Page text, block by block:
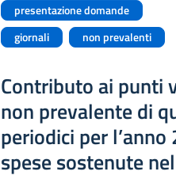
presentazione domande
giornali
non prevalenti
Contributo ai punti
non prevalente di
periodici per
spese sostenute